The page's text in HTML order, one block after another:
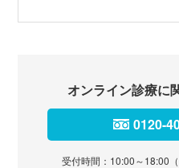
オンライン診療に
0120-
受付時間：10:00～18:00